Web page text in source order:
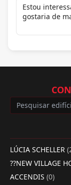
LÚCIA SCHELLER
??NEW VILLAGE
ACCENDIS (0)